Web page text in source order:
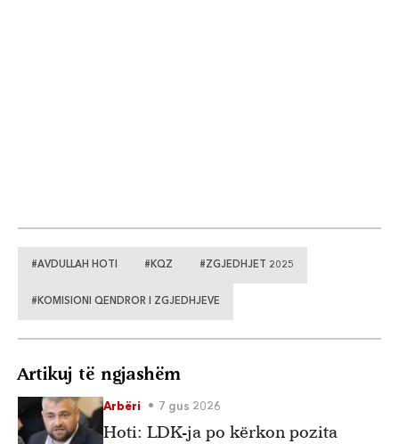
#AVDULLAH HOTI #KQZ #ZGJEDHJET 2025
#KOMISIONI QENDROR I ZGJEDHJEVE
Artikuj të ngjashëm
Arbëri 7 gus 2026
Hoti: LDK-ja po kërkon pozita